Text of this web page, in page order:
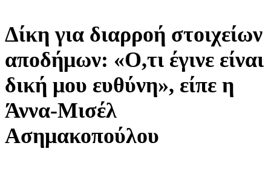
Δίκη για διαρροή στοιχείων
αποδήμων: «Ο,τι έγινε είναι
δική μου ευθύνη», είπε η
Άννα-Μισέλ
Ασημακοπούλου